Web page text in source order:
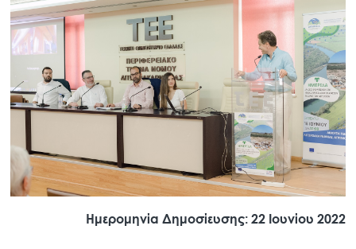
Ημερομηνία Δημοσίευσης: 22 Ιουνίου 2022